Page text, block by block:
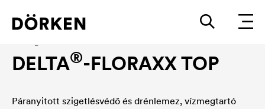
DELTA®-FLORAXX TOP
Páranyitott szigetlésvédő és drénlemez, vízmegtartó